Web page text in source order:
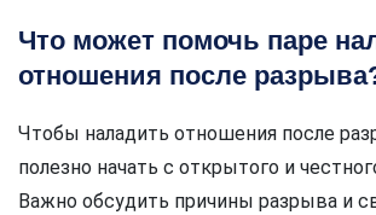
Что может помочь паре
отношения после
Чтобы наладить отношения после
полезно начать с открытого и
Важно обсудить причины разрыва и